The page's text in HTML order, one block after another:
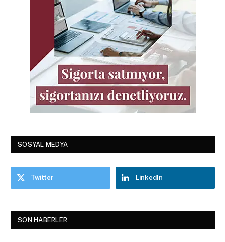
SOSYAL MEDYA
Twitter LinkedIn
SON HABERLER